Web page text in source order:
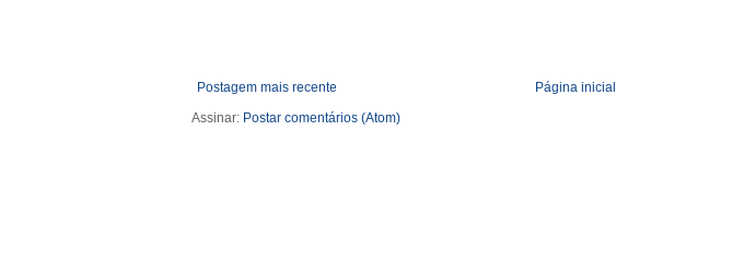
Postagem mais recente
Página inicial
Assinar: Postar comentários (Atom)